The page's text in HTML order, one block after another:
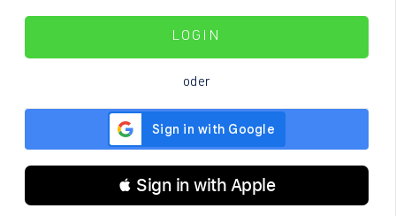
LOGIN
oder
 Sign in with Apple